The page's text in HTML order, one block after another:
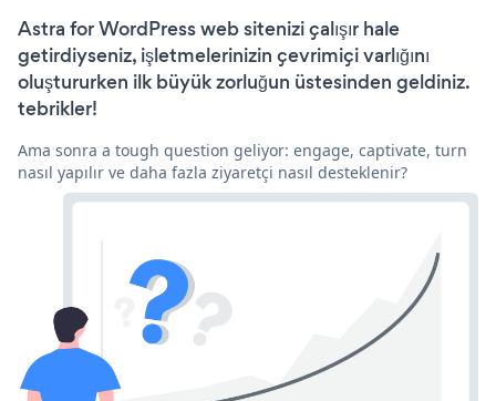
Astra for WordPress web sitenizi çalışır hale
getirdiyseniz, işletmelerinizin çevrimiçi varlığını
oluştururken ilk büyük zorluğun üstesinden geldiniz.
tebrikler!
Ama sonra a tough question geliyor: engage, captivate, turn
nasıl yapılır ve daha fazla ziyaretçi nasıl desteklenir?